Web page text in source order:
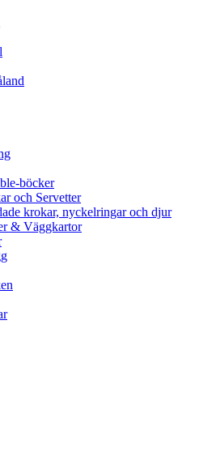
böcker
och Servetter
krokar, nyckelringar och djur
& Väggkartor